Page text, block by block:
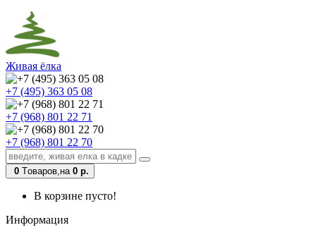
Живая ёлка
+7 (495) 363 05 08
+7 (968) 801 22 71
+7 (968) 801 22 70
0 Tоваров,на 0 р.
В корзине пусто!
Информация